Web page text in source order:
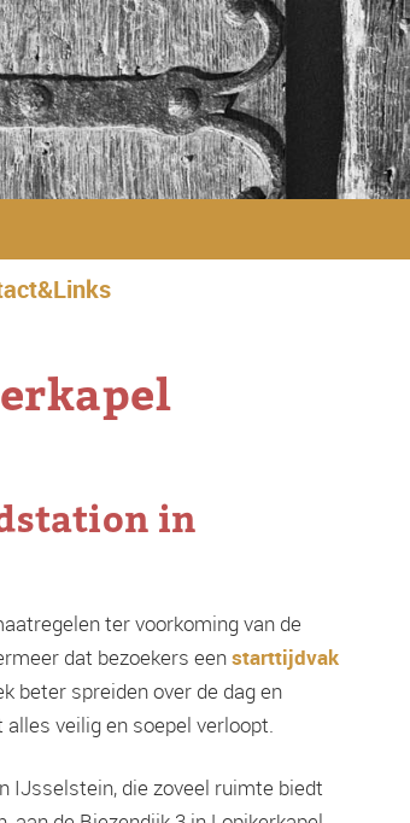
in
ter voorkoming van de
dat bezoekers eenstarttijdvak
beter spreiden over de dag en
veilig en soepel verloopt.
IJsselstein, die zoveel ruimte biedt